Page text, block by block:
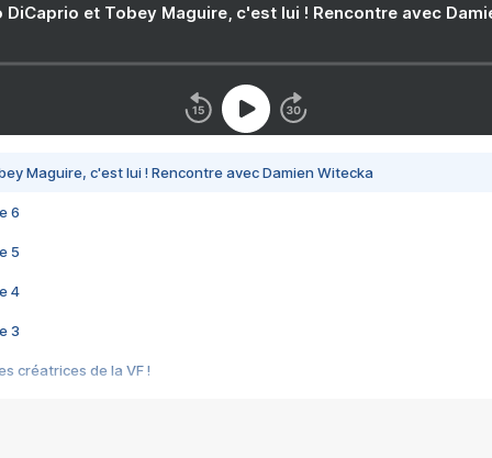
DiCaprio et Tobey Maguire, c'est lui ! Rencontre avec
Maguire, c'est lui ! Rencontre avec Damien Witecka
6
5
4
3
créatrices de la VF !